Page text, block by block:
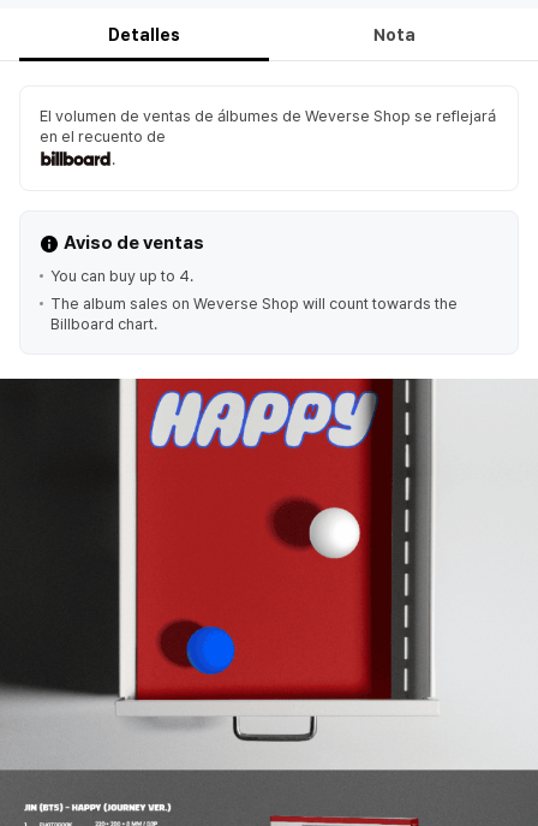
Detalles Nota
El volumen de ventas de álbumes de Weverse Shop se reflejará
en el recuento de
.
Aviso de ventas
You can buy up to 4.
The album sales on Weverse Shop will count towards the
Billboard chart.